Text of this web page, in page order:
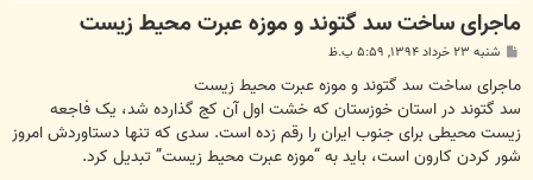
ماجرای ساخت سد گتوند و موزه عبرت محیط زیست
پ
ت
شنبه ۲۳ خرداد ۱۳۹۴, ۵:۵۹ ب.ظ
ماجرای ساخت سد گتوند و موزه عبرت محیط زیست
سد گتوند در استان خوزستان که خشت اول آن کج گذارده شد، یک فاجعه
زیست محیطی برای جنوب ایران را رقم زده است. سدی که تنها دستاوردش امروز
شور کردن کارون است، باید به “موزه عبرت محیط زیست” تبدیل کرد.